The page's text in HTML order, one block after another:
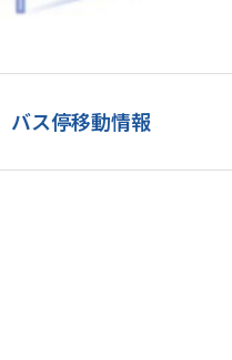
バス停移動情報